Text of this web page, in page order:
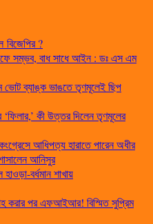
বিজেপির ?
সম্ভব, বাধ সাধে আইন : ডঃ এস এম
ব্যাঙ্ক ভাঙতে তৃণমূলেই ছিপ
কী উত্তর দিলেন তৃণমূলের
আধিপত্য হারাতে পারেন অধীর
আনিসুর
বর্ধমান শাখায়
করার পর এফআইআর! বিস্মিত সুপ্রিম